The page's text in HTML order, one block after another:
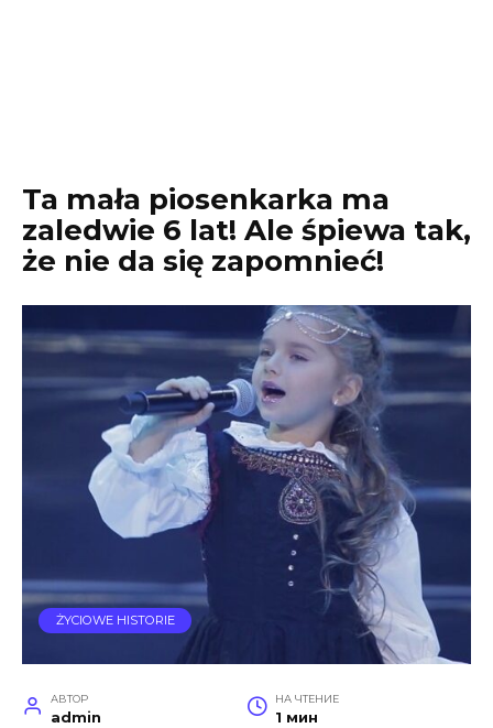
Ta mała piosenkarka ma
zaledwie 6 lat! Ale śpiewa tak,
że nie da się zapomnieć!
ŻYCIOWE HISTORIE
АВТОР
admin
НА ЧТЕНИЕ
1 мин